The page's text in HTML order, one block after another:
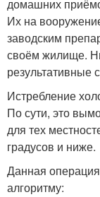
домашних
Их на
заводским
своём жилище.
результативные
Истребление
По сути, это
для тех
градусов и ниже.
Данная
алгоритму: